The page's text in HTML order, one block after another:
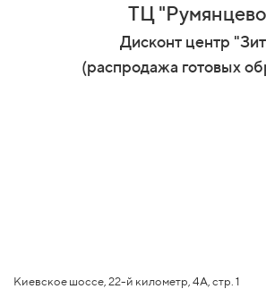
ТЦ
Дисконт центр
(распродажа готовых
Киевское шоссе, 22-й километр, 4А, стр. 1